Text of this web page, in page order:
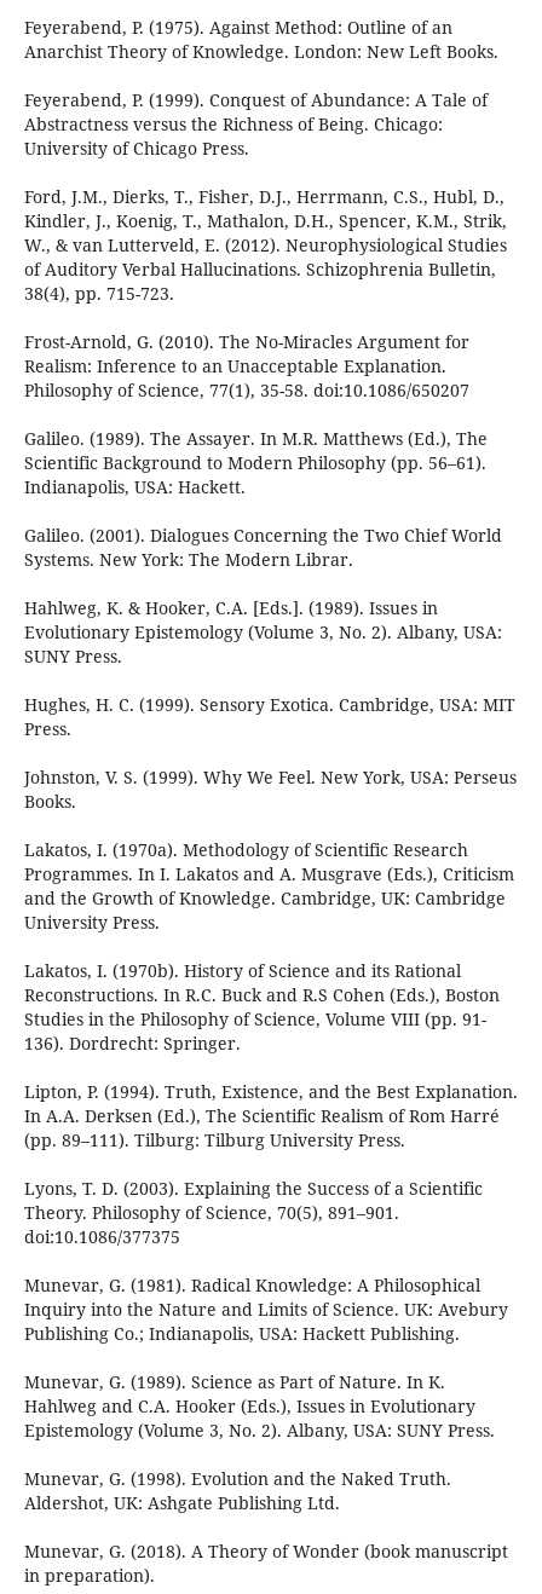
Feyerabend, P. (1975). Against Method: Outline of an
Anarchist Theory of Knowledge. London: New Left Books.
Feyerabend, P. (1999). Conquest of Abundance: A Tale of
Abstractness versus the Richness of Being. Chicago:
University of Chicago Press.
Ford, J.M., Dierks, T., Fisher, D.J., Herrmann, C.S., Hubl, D.,
Kindler, J., Koenig, T., Mathalon, D.H., Spencer, K.M., Strik,
W., & van Lutterveld, E. (2012). Neurophysiological Studies
of Auditory Verbal Hallucinations. Schizophrenia Bulletin,
38(4), pp. 715-723.
Frost-Arnold, G. (2010). The No-Miracles Argument for
Realism: Inference to an Unacceptable Explanation.
Philosophy of Science, 77(1), 35-58. doi:10.1086/650207
Galileo. (1989). The Assayer. In M.R. Matthews (Ed.), The
Scientific Background to Modern Philosophy (pp. 56–61).
Indianapolis, USA: Hackett.
Galileo. (2001). Dialogues Concerning the Two Chief World
Systems. New York: The Modern Librar.
Hahlweg, K. & Hooker, C.A. [Eds.]. (1989). Issues in
Evolutionary Epistemology (Volume 3, No. 2). Albany, USA:
SUNY Press.
Hughes, H. C. (1999). Sensory Exotica. Cambridge, USA: MIT
Press.
Johnston, V. S. (1999). Why We Feel. New York, USA: Perseus
Books.
Lakatos, I. (1970a). Methodology of Scientific Research
Programmes. In I. Lakatos and A. Musgrave (Eds.), Criticism
and the Growth of Knowledge. Cambridge, UK: Cambridge
University Press.
Lakatos, I. (1970b). History of Science and its Rational
Reconstructions. In R.C. Buck and R.S Cohen (Eds.), Boston
Studies in the Philosophy of Science, Volume VIII (pp. 91-
136). Dordrecht: Springer.
Lipton, P. (1994). Truth, Existence, and the Best Explanation.
In A.A. Derksen (Ed.), The Scientific Realism of Rom Harré
(pp. 89–111). Tilburg: Tilburg University Press.
Lyons, T. D. (2003). Explaining the Success of a Scientific
Theory. Philosophy of Science, 70(5), 891–901.
doi:10.1086/377375
Munevar, G. (1981). Radical Knowledge: A Philosophical
Inquiry into the Nature and Limits of Science. UK: Avebury
Publishing Co.; Indianapolis, USA: Hackett Publishing.
Munevar, G. (1989). Science as Part of Nature. In K.
Hahlweg and C.A. Hooker (Eds.), Issues in Evolutionary
Epistemology (Volume 3, No. 2). Albany, USA: SUNY Press.
Munevar, G. (1998). Evolution and the Naked Truth.
Aldershot, UK: Ashgate Publishing Ltd.
Munevar, G. (2018). A Theory of Wonder (book manuscript
in preparation).